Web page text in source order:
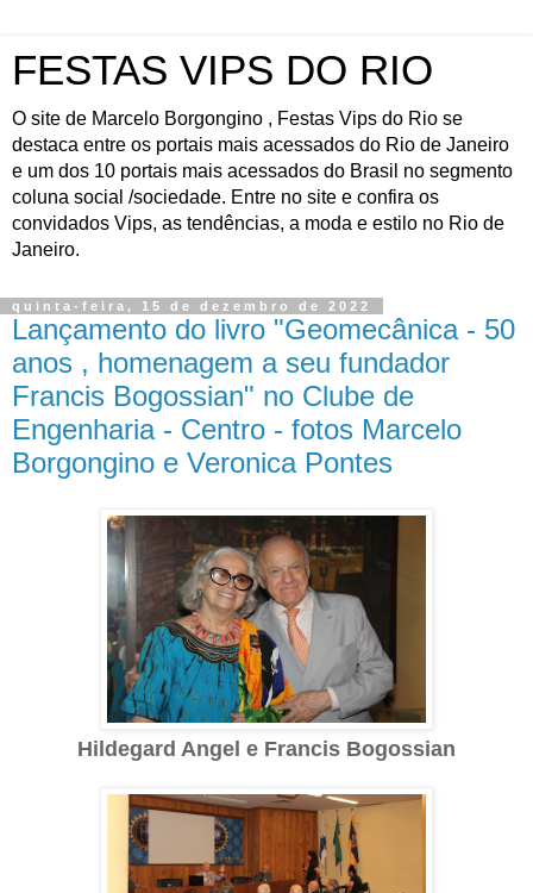
FESTAS VIPS DO RIO
O site de Marcelo Borgongino , Festas Vips do Rio se
destaca entre os portais mais acessados do Rio de Janeiro
e um dos 10 portais mais acessados do Brasil no segmento
coluna social /sociedade. Entre no site e confira os
convidados Vips, as tendências, a moda e estilo no Rio de
Janeiro.
quinta-feira, 15 de dezembro de 2022
Lançamento do livro "Geomecânica - 50
anos , homenagem a seu fundador
Francis Bogossian" no Clube de
Engenharia - Centro - fotos Marcelo
Borgongino e Veronica Pontes
Hildegard Angel e Francis Bogossian